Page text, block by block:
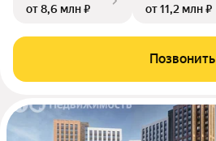
от 8,6 млн ₽
от 11,2 млн ₽
Позвонить